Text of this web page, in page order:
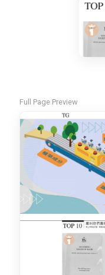
Full Page Preview